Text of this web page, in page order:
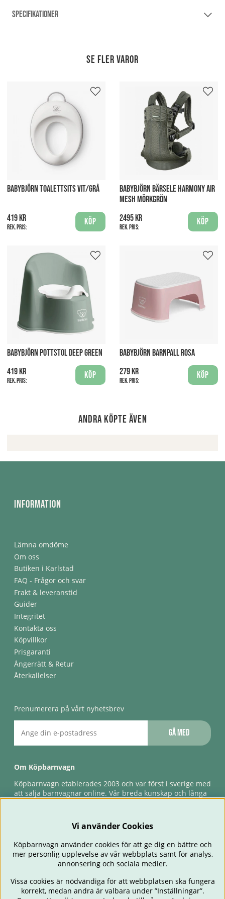
SPECIFIKATIONER
Se fler varor
BABYBJÖRN TOALETTSITS VIT/GRÅ
419 kr
Rek. pris:
Köp
BABYBJÖRN BÄRSELE HARMONY AIR
MESH MÖRKGRÖN
2495 kr
Rek. pris:
Köp
BABYBJÖRN POTTSTOL DEEP GREEN
419 kr
Rek. pris:
Köp
BABYBJÖRN BARNPALL ROSA
279 kr
Rek. pris:
Köp
Andra köpte även
Information
Lämna omdöme
Om oss
Butiken i Karlstad
FAQ - Frågor och svar
Frakt & leveranstid
Guider
Integritet
Kontakta oss
Köpvillkor
Prisgaranti
Ångerrätt & Retur
Återkallelser
Prenumerera på vårt nyhetsbrev
Gå med
Om Köpbarnvagn
Köpbarnvagn etablerades 2003 och var först i sverige med
att sälja barnvagnar online. Vår breda kunskap och långa
förlossningsgaranti & förlängd ångerrätt.
Vi använder Cookies
Köpbarnvagn använder cookies för att ge dig en bättre och
mer personlig upplevelse av vår webbplats samt för analys,
annonsering och sociala medier.
Vissa cookies är nödvändiga för att webbplatsen ska fungera
korrekt, medan andra är valbara under ”Inställningar”.